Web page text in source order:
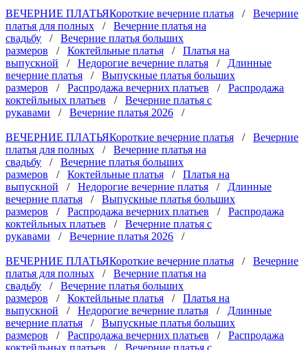
ВЕЧЕРНИЕ ПЛАТЬЯКороткие вечерние платья / Вечерние
платья для полных / Вечерние платья на
свадьбу / Вечерние платья больших
размеров / Коктейльные платья / Платья на
выпускной / Недорогие вечерние платья / Длинные
вечерние платья / Выпускные платья больших
размеров / Распродажа вечерних платьев / Распродажа
коктейльных платьев / Вечерние платья с
рукавами / Вечерние платья 2026 /
ВЕЧЕРНИЕ ПЛАТЬЯКороткие вечерние платья / Вечерние
платья для полных / Вечерние платья на
свадьбу / Вечерние платья больших
размеров / Коктейльные платья / Платья на
выпускной / Недорогие вечерние платья / Длинные
вечерние платья / Выпускные платья больших
размеров / Распродажа вечерних платьев / Распродажа
коктейльных платьев / Вечерние платья с
рукавами / Вечерние платья 2026 /
ВЕЧЕРНИЕ ПЛАТЬЯКороткие вечерние платья / Вечерние
платья для полных / Вечерние платья на
свадьбу / Вечерние платья больших
размеров / Коктейльные платья / Платья на
выпускной / Недорогие вечерние платья / Длинные
вечерние платья / Выпускные платья больших
размеров / Распродажа вечерних платьев / Распродажа
коктейльных платьев / Вечерние платья с